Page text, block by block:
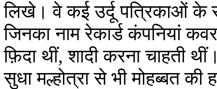
लिखे। वे कई उर्दू पत्रिकाओं के
जिनका नाम रेकार्ड कंपनियां
फ़िदा थीं, शादी करना चाहती
सुधा मल्होत्रा से भी मोहब्बत की